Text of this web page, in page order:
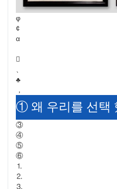
φ
¢
α

♣
，
① 왜 우리를 선택
③
④
⑤
⑥
⒈
⒉
⒊